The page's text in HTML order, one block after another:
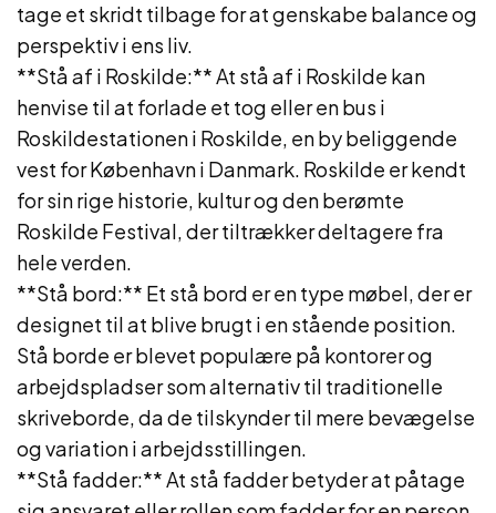
tage et skridt tilbage for at genskabe balance og
perspektiv i ens liv.
**Stå af i Roskilde:** At stå af i Roskilde kan
henvise til at forlade et tog eller en bus i
Roskildestationen i Roskilde, en by beliggende
vest for København i Danmark. Roskilde er kendt
for sin rige historie, kultur og den berømte
Roskilde Festival, der tiltrækker deltagere fra
hele verden.
**Stå bord:** Et stå bord er en type møbel, der er
designet til at blive brugt i en stående position.
Stå borde er blevet populære på kontorer og
arbejdspladser som alternativ til traditionelle
skriveborde, da de tilskynder til mere bevægelse
og variation i arbejdsstillingen.
**Stå fadder:** At stå fadder betyder at påtage